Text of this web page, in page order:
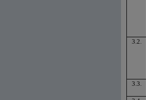
3.2.
3.3.